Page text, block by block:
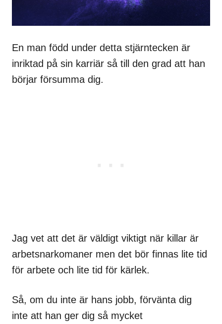
En man född under detta stjärntecken är
inriktad på sin karriär så till den grad att han
börjar försumma dig.
Jag vet att det är väldigt viktigt när killar är
arbetsnarkomaner men det bör finnas lite tid
för arbete och lite tid för kärlek.
Så, om du inte är hans jobb, förvänta dig
inte att han ger dig så mycket